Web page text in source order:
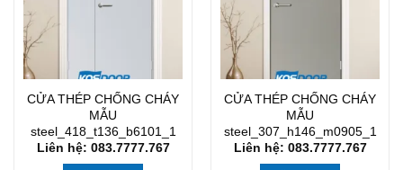
CỬA THÉP CHỐNG CHÁY
MẪU
steel_418_t136_b6101_1
Liên hệ: 083.7777.767
CỬA THÉP CHỐNG CHÁY
MẪU
steel_307_h146_m0905_1
Liên hệ: 083.7777.767